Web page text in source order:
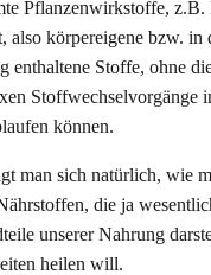
Pflanzenwirkstoffe, z.B.
also körpereigene bzw. in
enthaltene Stoffe, ohne
Stoffwechselvorgänge
können.
man sich natürlich, wie
die ja
unserer Nahrung
heilen will.